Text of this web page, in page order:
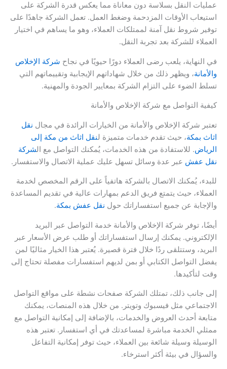
عمليات النقل بسلاسة دون معاناة مما يعكس قدرة الشركة على
استيعاب الأوقات المزدحمة وضغط العمل. تعمل الشركة جاهدًا على
توفير شروط نقل آمنة لممتلكات العملاء، وهو ما يساهم في اختيار
العملاء للشركة بعد تجربة النقل.
في النهاية، يلعب رضى العملاء دورًا حيويًا في نجاح شركة الإخلاص
والأمانة، ويظهر ذلك من خلال شهاداتهم الإيجابية وتقييماتهم التي
تسلط الضوء على التزام الشركة بمعايير الجودة والمهنية.
كيفية التواصل مع شركة الإخلاص والأمانة
تعتبر شركة الإخلاص والأمانة من الخيارات الرائدة في مجال نقل
اثاث بمكة، حيث تقدم خدمات متميزة لنقل اثاث من مكة إلى
الرياض. للاستفادة من هذه الخدمات، يُمكنك التواصل مع الشركة
نقل عفش عبر عدة وسائل تسهل عليك عملية الاتصال والاستفسار.
للبدء، يُمكنك الاتصال بالشركة هاتفياً على الرقم المخصص لخدمة
العملاء، حيث يتمتع فريق الدعم بمهارات عالية في تقديم المساعدة
والإجابة عن جميع استفساراتك حول نقل عفش بمكة.
أيضًا، توفر شركة الإخلاص والأمانة خدمة التواصل عبر البريد
الإلكتروني. يمكنك إرسال استفساراتك أو طلب عرض الأسعار عبر
البريد، وستتلقى ردًا خلال فترة قصيرة. يُعتبر هذا الخيار مثاليًا لمن
يفضل التواصل الكتابي أو بمن لديهم استفسارات مفصلة تحتاج إلى
وقت لتأكيدها.
إلى جانب ذلك، تمتلك الشركة صفحات نشطة على مواقع التواصل
الاجتماعي مثل فيسبوك وتويتر. من خلال هذه المنصات، يمكنك
متابعة أحدث العروض والخدمات، بالإضافة إلى إمكانية التواصل مع
ممثلي الخدمة مباشرة لمساعدتك في أي استفسار. تعتبر هذه
الوسيلة وسيلة شائعة بين العملاء، حيث توفر إمكانية التفاعل
والسؤال في بيئة أكثر استرخاء.